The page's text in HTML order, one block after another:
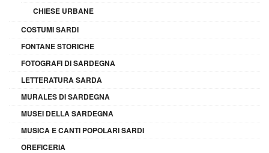
CHIESE URBANE
COSTUMI SARDI
FONTANE STORICHE
FOTOGRAFI DI SARDEGNA
LETTERATURA SARDA
MURALES DI SARDEGNA
MUSEI DELLA SARDEGNA
MUSICA E CANTI POPOLARI SARDI
OREFICERIA